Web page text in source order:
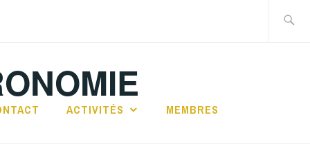
ACTIVITÉS MEMBRES